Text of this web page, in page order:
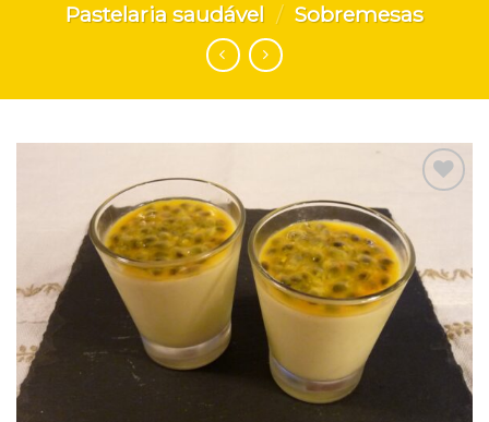
Pastelaria saudável / Sobremesas
Adicionar
favoritos